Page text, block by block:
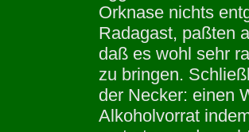
Orknase nichts
Radagast, paßten
daß es wohl sehr
zu bringen.
der Necker: einen
Alkoholvorrat